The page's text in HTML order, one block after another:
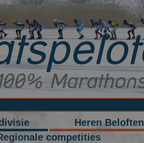
Heren Beloften
competities